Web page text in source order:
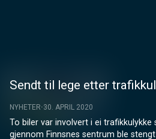
Sendt til lege etter
NYHETER 30. APRIL 2020
To biler var involvert i ei
gjennom Finnsnes sentrum ble